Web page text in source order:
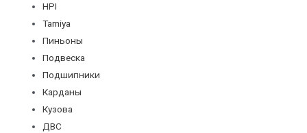
HPI
Tamiya
Пиньоны
Подвеска
Подшипники
Карданы
Кузова
ДВС